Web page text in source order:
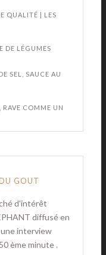
QUALITÉ | LES
DE LÉGUMES
SEL, SAUCE AU
RAVE COMME UN
GOUT
d'intérêt
diffusé en
une interview
ème minute .